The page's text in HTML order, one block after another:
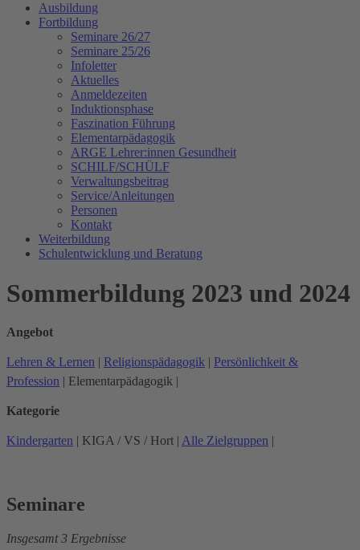
Ausbildung
Fortbildung
Seminare 26/27
Seminare 25/26
Infoletter
Aktuelles
Anmeldezeiten
Induktionsphase
Faszination Führung
Elementarpädagogik
ARGE Lehrer:innen Gesundheit
SCHILF/SCHÜLF
Verwaltungsbeitrag
Service/Anleitungen
Personen
Kontakt
Weiterbildung
Schulentwicklung und Beratung
Sommerbildung 2023 und 2024
Angebot
Lehren & Lernen | Religionspädagogik | Persönlichkeit &
Profession | Elementarpädagogik |
Kategorie
Kindergarten | KIGA / VS / Hort | Alle Zielgruppen |
Seminare
Insgesamt 3 Ergebnisse